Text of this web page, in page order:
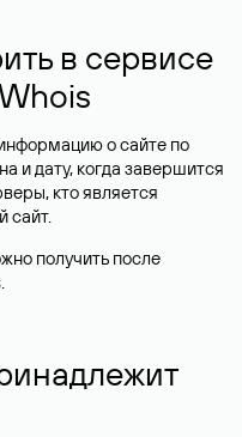
в сервисе
о сайте по
и дату, когда завершится
кто является
сайт.
получить после